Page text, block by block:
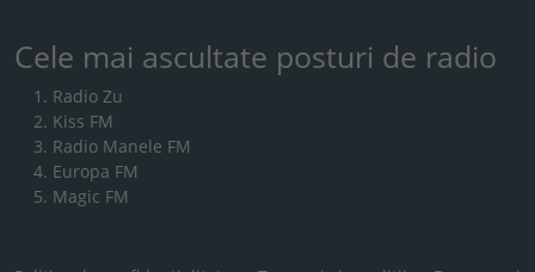
Cele mai ascultate posturi de radio
Radio Zu
Kiss FM
Radio Manele FM
Europa FM
Magic FM